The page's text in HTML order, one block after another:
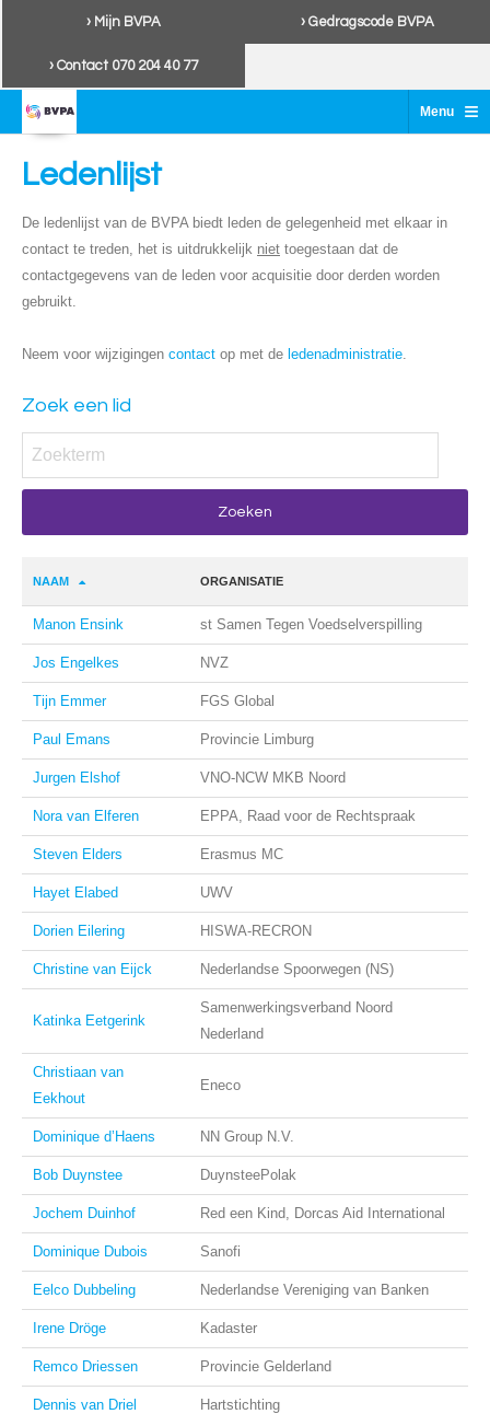
› Mijn BVPA › Gedragscode BVPA
› Contact 070 204 40 77
Menu ≡
Ledenlijst
De ledenlijst van de BVPA biedt leden de gelegenheid met elkaar in
contact te treden, het is uitdrukkelijk niet toegestaan dat de
contactgegevens van de leden voor acquisitie door derden worden
gebruikt.
Neem voor wijzigingen contact op met de ledenadministratie.
Zoek een lid
NAAM ORGANISATIE
Manon Ensink st Samen Tegen Voedselverspilling
Jos Engelkes NVZ
Tijn Emmer FGS Global
Paul Emans Provincie Limburg
Jurgen Elshof VNO-NCW MKB Noord
Nora van Elferen EPPA, Raad voor de Rechtspraak
Steven Elders Erasmus MC
Hayet Elabed UWV
Dorien Eilering HISWA-RECRON
Christine van Eijck Nederlandse Spoorwegen (NS)
Katinka Eetgerink
Samenwerkingsverband Noord
Nederland
Christiaan van
Eekhout
Eneco
Dominique d’Haens NN Group N.V.
Bob Duynstee DuynsteePolak
Jochem Duinhof Red een Kind, Dorcas Aid International
Dominique Dubois Sanofi
Eelco Dubbeling Nederlandse Vereniging van Banken
Irene Dröge Kadaster
Remco Driessen Provincie Gelderland
Dennis van Driel Hartstichting